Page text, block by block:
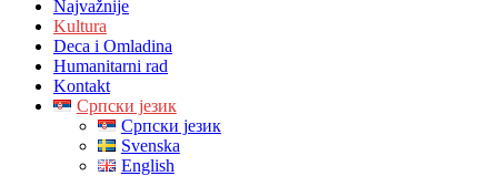
Najvažnije
Kultura
Deca i Omladina
Humanitarni rad
Kontakt
Српски језик
Српски језик
Svenska
English